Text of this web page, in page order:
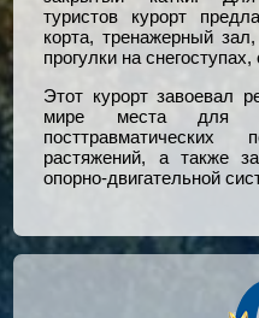
туристов курорт
корта, тренажерный
прогулки на
Этот курорт завоевал
мире места для
растяжений, а также
опорно-двигательной